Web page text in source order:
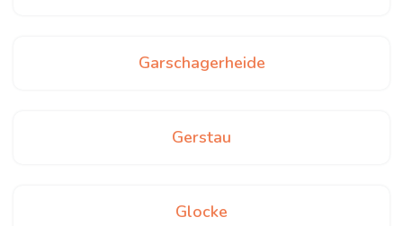
Garschagerheide
Gerstau
Glocke